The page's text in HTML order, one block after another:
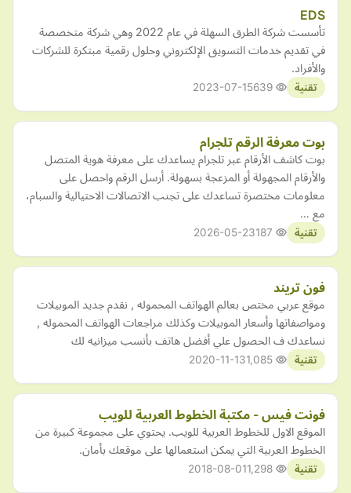
EDS
تأسست شركة الطرق السهلة في عام 2022 وهي شركة متخصصة
في تقديم خدمات التسويق الإلكتروني وحلول رقمية مبتكرة للشركات
والأفراد.
تقنية 2023-07-15
بوت معرفة الرقم تلجرام
بوت كاشف الأرقام عبر تلجرام يساعدك على معرفة هوية المتصل
والأرقام المجهولة أو المزعجة بسهولة. أرسل الرقم واحصل على
معلومات مختصرة تساعدك على تجنب الاتصالات الاحتيالية والسبام،
مع …
تقنية 2026-05-23
فون تريند
موقع عربي مختص بعالم الهواتف المحموله , نقدم جديد الموبيلات
ومواصفاتها وأسعار الموبيلات وكذلك مراجعات الهواتف المحموله ,
نساعدك ف الحصول علي أفضل هاتف بأنسب ميزانيه لك
تقنية 2020-11-13
فونت فيس - مكتبة الخطوط العربية للويب
الموقع الاول للخطوط العربية للويب. يحتوي على مجموعة كبيرة من
الخطوط العربية التي يمكن استعمالها على موقعك بأمان.
تقنية 2018-08-01